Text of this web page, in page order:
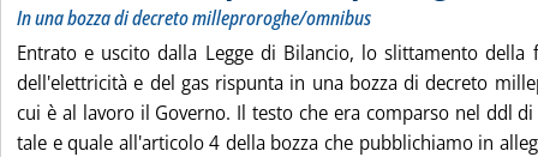
In una bozza di decreto milleproroghe/omnibus
Entrato e uscito dalla Legge di Bilancio, lo slittamento della
dell'elettricità e del gas rispunta in una bozza di decreto
cui è al lavoro il Governo. Il testo che era comparso nel ddl
tale e quale all'articolo 4 della bozza che pubblichiamo in